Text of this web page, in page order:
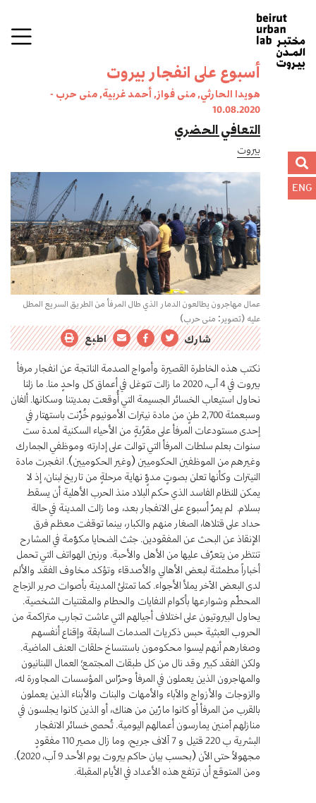
ENG
أسبوع على انفجار بيروت
هويدا الحارثي, منى فواز, أحمد غربية, منى حرب -
10.08.2020
التعافي الحضري
بيروت
عمال مهاجرون يطالعون الدمار الذي طال المرفأ من الطريق السريع المطل
عليه (تصوير: منى حرب)
شارك
اطبع
نكتب هذه الخاطرة القصيرة وأمواج الصدمة الناتجة عن انفجار مرفأ
بيروت في 4 آب، 2020 ما زالت تتوغل في أعماق كل واحدٍ منا. ما زلنا
نحاول استيعاب الخسائر الجسيمة التي أُوقعت بمديتنا وسكانها. ألفان
وسبعمئة 2,700 طنٍ من مادة نيترات الأمونيوم خُزّنت باستهتار في
إحدى مستودعات المرفأ على مقرُبةٍ من الأحياء السكنية لمدة ست
سنوات بعلم سلطات المرفأ التي توالت على إدارته وموظفي الجمارك
وغيرهم من الموظفين الحكوميين (وغير الحكوميين). انفجرت مادة
النيترات وكأنها تعلن بصوتٍ مدوٍّ نهاية مرحلةٍ من تاريخ لبنان، إذ لا
يمكن للنظام الفاسد الذي حكم البلاد منذ الحرب الأهلية أن يسقط
بسلام. لم يمرّ أسبوع على الانفجار بعد، وما زالت المدينة في حالة
حداد على قتلاها، الصغار منهم والكبار، بينما توقفت معظم فرق
الإنقاذ عن البحث عن المفقودين. جثث الضحايا مكوّمة في المشارح
تنتظر من يتعرّف عليها من الأهل والأحبة. ورنين الهواتف التي تحمل
أخباراً مطمئنة لبعض الأهالي والأصدقاء وتؤكد مخاوف الفقد والألم
لدى البعض الآخر يملأ الأجواء. كما تمتلئ المدينة بأصوات صرير الزجاج
المحطّم وشوارعها بأكوام النفايات والحطام والمقتنيات الشخصية.
يحاول البيروتيون على اختلاف أجيالهم التي عاشت تجارب متراكمة من
الحروب العبثية حبس ذكريات الصدمات السابقة وإقناع أنفسهم
وصغارهم أنهم ليسوا محكومون باستنساخ حلقات العنف الماضية.
ولكن الفقد كبير وقد نال من كل طبقات المجتمع؛ العمال اللبنانيون
والمهاجرون الذين يعملون في المرفأ وحرّاس المؤسسات المجاورة له،
والزوجات والأزواج والآباء والأمهات والبنات والأبناء الذين يعملون
بالقرب من المرفأ أو كانوا مارّين من هناك، أو الذين كانوا يجلسون في
منازلهم آمنين يمارسون أعمالهم اليومية. تُحصى خسائر الانفجار
البشرية ب 220 قتيل و 7 آلاف جريح، وما زال مصير 110 مفقودٍ
مجهولاً حتى الآن (بحسب بيان حاكم بيروت يوم الأحد 9 آب، 2020).
ومن المتوقع أن ترتفع هذه الأعداد في الأيام المقبلة.